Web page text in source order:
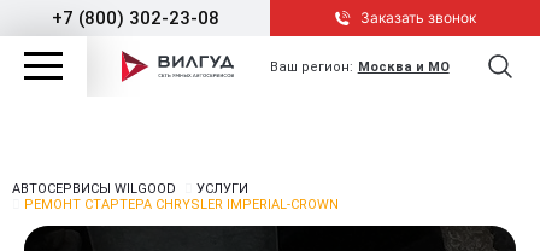
+7 (800) 302-23-08 Заказать звонок
Ваш регион: Москва и МО
АВТОСЕРВИСЫ WILGOOD
УСЛУГИ
РЕМОНТ СТАРТЕРА CHRYSLER IMPERIAL-CROWN